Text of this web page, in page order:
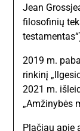
Jean
filosofinių
2019 m.
rinkinį
2021 m.
„Amžinybės
Plačiau apie